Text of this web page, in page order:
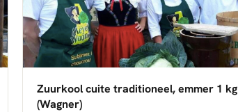
Zuurkool cuite traditioneel, emmer 1 kg
(Wagner)